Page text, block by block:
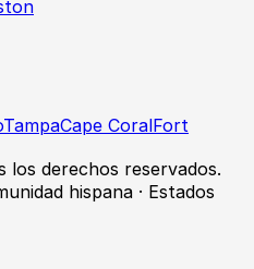
TampaCape CoralFort
los derechos reservados.
hispana · Estados